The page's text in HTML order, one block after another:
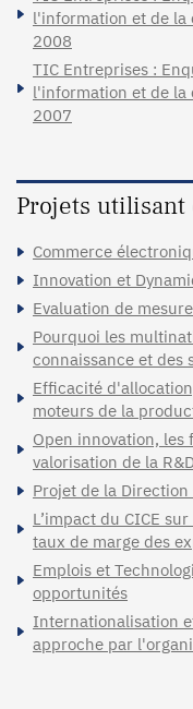
l'information et de la
2008
TIC Entreprises :
l'information et de la
2007
Projets utilisant
Commerce
Innovation et
Evaluation de
Pourquoi les
connaissance et des
Efficacité
moteurs de la
Open innovation, les
valorisation de la R&D
Projet de la
L’impact du CICE
taux de marge des
Emplois et
opportunités
Internationalisation
approche par